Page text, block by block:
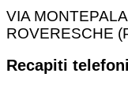
VIA
ROVERESCHE
Recapiti